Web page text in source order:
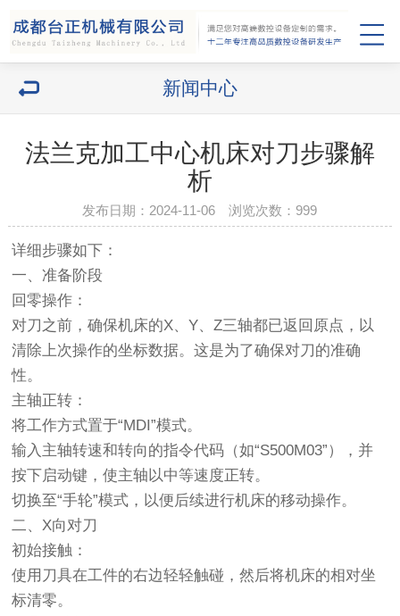
新闻中心
法兰克加工中心机床对刀步骤解
析
发布日期：2024-11-06 浏览次数： 999
详细步骤如下：
一、准备阶段
回零操作：
对刀之前，确保机床的X、Y、Z三轴都已返回原点，以
清除上次操作的坐标数据。这是为了确保对刀的准确
性。
主轴正转：
将工作方式置于“MDI”模式。
输入主轴转速和转向的指令代码（如“S500M03”），并
按下启动键，使主轴以中等速度正转。
切换至“手轮”模式，以便后续进行机床的移动操作。
二、X向对刀
初始接触：
使用刀具在工件的右边轻轻触碰，然后将机床的相对坐
标清零。